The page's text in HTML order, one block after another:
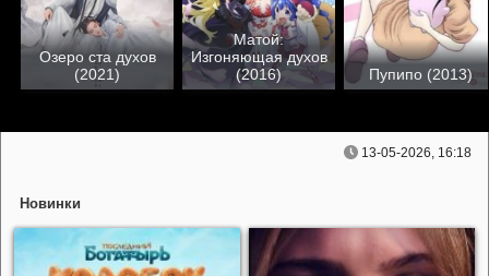
Озеро ста духов
(2021)
Матой:
Изгоняющая духов
(2016)
Пупипо (2013)
13-05-2026, 16:18
Новинки